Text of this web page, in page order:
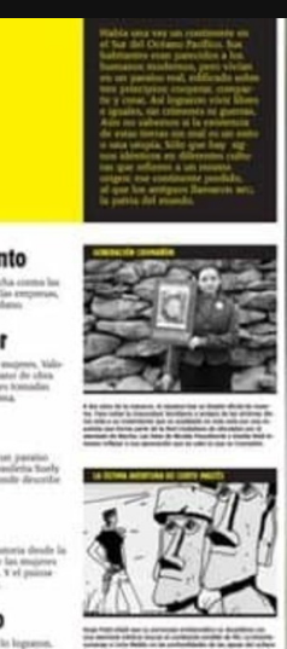
calles, pese a la lluvia, y pese a